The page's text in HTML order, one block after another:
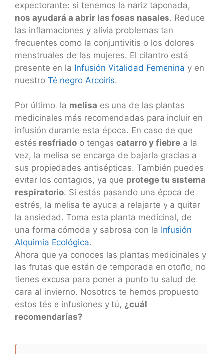
expectorante: si tenemos la nariz taponada,
nos ayudará a abrir las fosas nasales. Reduce
las inflamaciones y alivia problemas tan
frecuentes como la conjuntivitis o los dolores
menstruales de las mujeres. El cilantro está
presente en la Infusión Vitalidad Femenina y en
nuestro Té negro Arcoiris.
Por último, la melisa es una de las plantas
medicinales más recomendadas para incluir en
infusión durante esta época. En caso de que
estés resfriado o tengas catarro y fiebre a la
vez, la melisa se encarga de bajarla gracias a
sus propiedades antisépticas. También puedes
evitar los contagios, ya que protege tu sistema
respiratorio. Si estás pasando una época de
estrés, la melisa te ayuda a relajarte y a quitar
la ansiedad. Toma esta planta medicinal, de
una forma cómoda y sabrosa con la Infusión
Alquimia Ecológica.
Ahora que ya conoces las plantas medicinales y
las frutas que están de temporada en otoño, no
tienes excusa para poner a punto tu salud de
cara al invierno. Nosotros te hemos propuesto
estos tés e infusiones y tú, ¿cuál
recomendarías?